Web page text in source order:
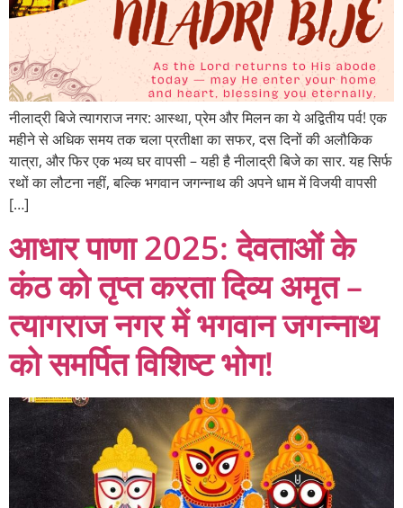
नीलाद्री बिजे त्यागराज नगर: आस्था, प्रेम और मिलन का ये अद्वितीय पर्व! एक
महीने से अधिक समय तक चला प्रतीक्षा का सफर, दस दिनों की अलौकिक
यात्रा, और फिर एक भव्य घर वापसी – यही है नीलाद्री बिजे का सार. यह सिर्फ
रथों का लौटना नहीं, बल्कि भगवान जगन्नाथ की अपने धाम में विजयी वापसी
[…]
आधार पाणा 2025: देवताओं के
कंठ को तृप्त करता दिव्य अमृत –
त्यागराज नगर में भगवान जगन्नाथ
को समर्पित विशिष्ट भोग!